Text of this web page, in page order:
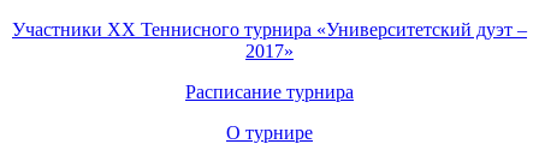
Участники XX Теннисного турнира «Университетский дуэт –
2017»
Расписание турнира
О турнире